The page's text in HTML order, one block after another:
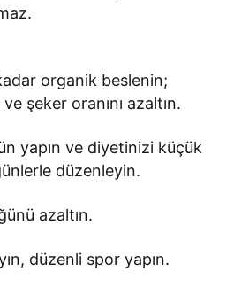
organik beslenin;
şeker oranını azaltın.
yapın ve diyetinizi küçük
düzenleyin.
azaltın.
düzenli spor yapın.